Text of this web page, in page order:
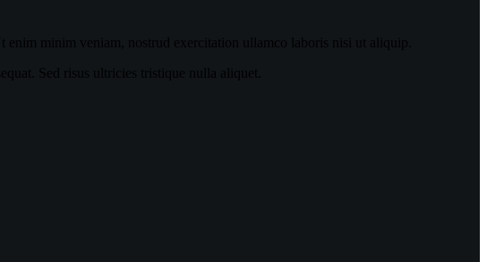
minim veniam, nostrud exercitation ullamco laboris nisi ut aliquip.
Sed risus ultricies tristique nulla aliquet.